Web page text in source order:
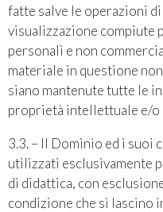
fatte salve le operazioni
visualizzazione compiute
personali e non
materiale in questione
siano mantenute tutte le
proprietà intellettuale e/o
3.3. – Il Dominio ed i suoi
utilizzati esclusivamente
di didattica, con
condizione che si lascino